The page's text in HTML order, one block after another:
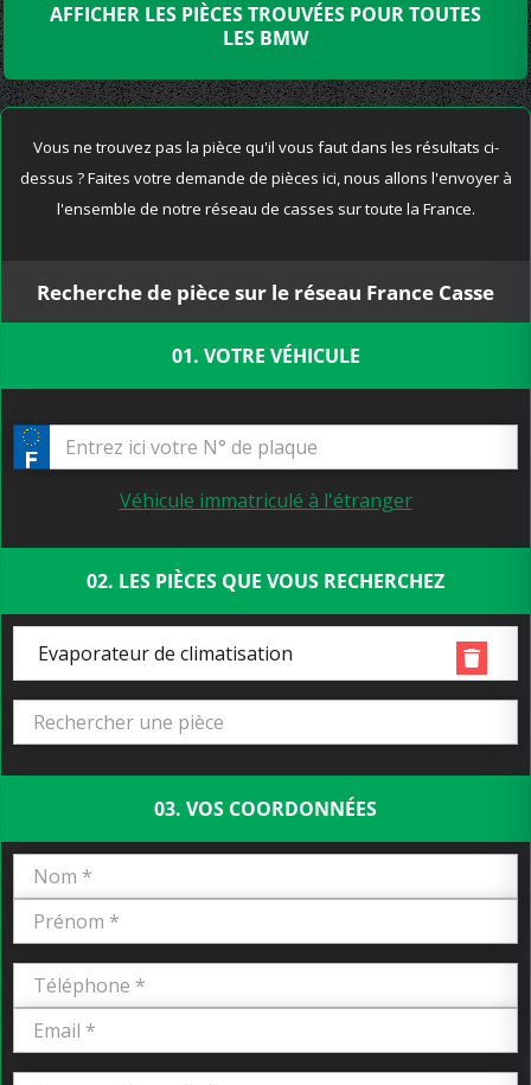
AFFICHER LES PIÈCES TROUVÉES POUR TOUTES
LES BMW
Vous ne trouvez pas la pièce qu'il vous faut dans les résultats ci-
dessus ? Faites votre demande de pièces ici, nous allons l'envoyer à
l'ensemble de notre réseau de casses sur toute la France.
Recherche de pièce sur le réseau France Casse
01. VOTRE VÉHICULE
Véhicule immatriculé à l'étranger
02. LES PIÈCES QUE VOUS RECHERCHEZ
Evaporateur de climatisation
03. VOS COORDONNÉES